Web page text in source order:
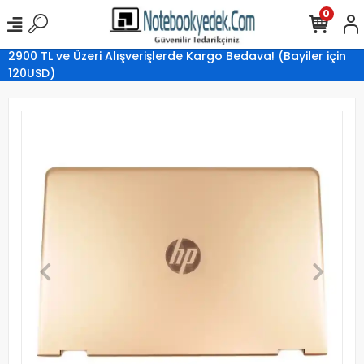
2900 TL ve Üzeri Alışverişlerde Kargo Bedava! (Bayiler için
120USD)
0